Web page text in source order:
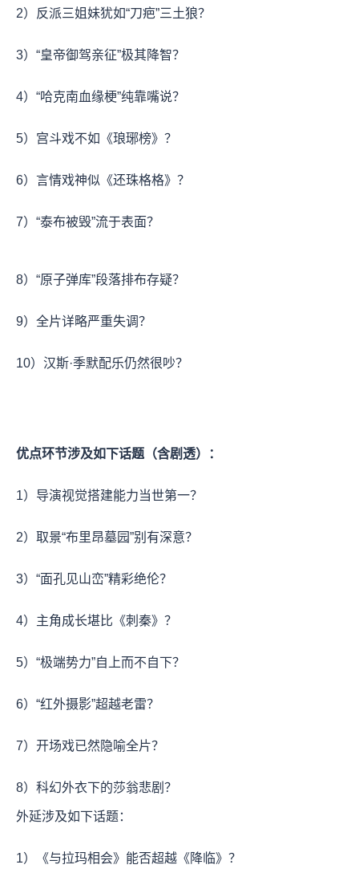
2）反派三姐妹犹如“刀疤”三土狼？
3）“皇帝御驾亲征”极其降智？
4）“哈克南血缘梗”纯靠嘴说？
5）宫斗戏不如《琅琊榜》？
6）言情戏神似《还珠格格》？
7）“泰布被毁”流于表面？
8）“原子弹库”段落排布存疑？
9）全片详略严重失调？
10）汉斯·季默配乐仍然很吵？
优点环节涉及如下话题（含剧透）：
1）导演视觉搭建能力当世第一？
2）取景“布里昂墓园”别有深意？
3）“面孔见山峦”精彩绝伦？
4）主角成长堪比《刺秦》？
5）“极端势力”自上而不自下？
6）“红外摄影”超越老雷？
7）开场戏已然隐喻全片？
8）科幻外衣下的莎翁悲剧？
外延涉及如下话题：
1）《与拉玛相会》能否超越《降临》？